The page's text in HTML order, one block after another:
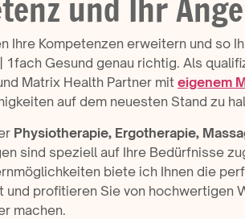
und Ihr
Ihre Kompetenzen erweitern und so
1fach Gesund genau richtig. Als
Matrix Health Partner mit eigenem
auf dem neuesten Stand zu
Physiotherapie, Ergotherapie,
sind speziell auf Ihre Bedürfnisse
biete ich Ihnen die
und profitieren Sie von hochwertigen
machen.